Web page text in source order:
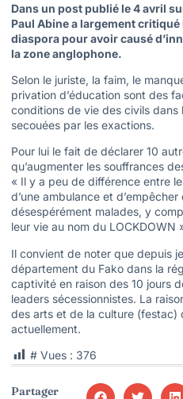
Dans un post publié le 4 avril
Paul Abine a largement
diaspora pour avoir causé
la zone anglophone.
Selon le juriste, la faim, le
privation d’éducation sont des
conditions de vie des civils
secouées par les exactions.
Pour lui le fait de déclarer 10
qu’augmenter les souffrances
« Il y a peu de différence entre
d’une ambulance et
désespérément malades, y
leur vie au nom du LOCKDOWN
Il convient de noter que depuis
département du Fako dans la
captivité en raison des 10 jours
leaders sécessionnistes. La
des arts et de la culture (festac)
actuellement.
# Vues : 376
Partager